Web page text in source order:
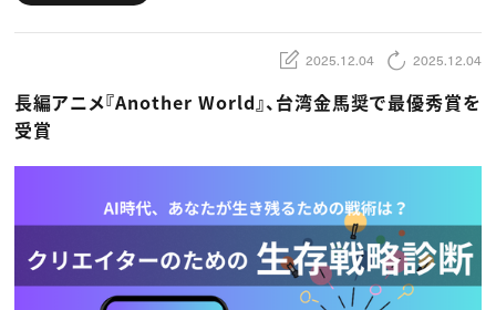
スキルアップしたい！ トップ
プログラミング
マーケティング
ディレクション
業界解説・キャリア事情
お役立ち基礎知識
TOP Creator’s コラム
アプリクリエイター
ゲームクリエイター
映像クリエイター
クリエイターインタビュー
ニュース・トレンド
ゲーム・エンタメ
広告
出版
CREATIVE VILLAGEからのお知らせ
2025.12.04 2025.12.04
長編アニメ『Another World』、台湾金馬奨で最優秀賞を
受賞